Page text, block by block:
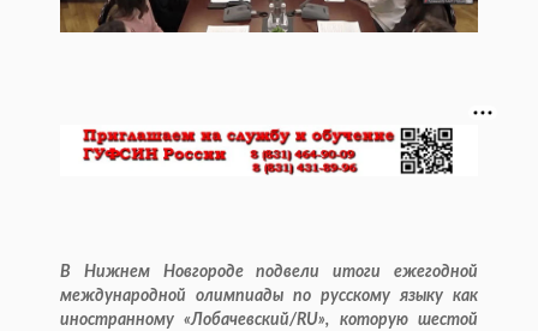
В Нижнем Новгороде подвели итоги ежегодной
международной олимпиады по русскому языку как
иностранному «Лобачевский/RU», которую шестой